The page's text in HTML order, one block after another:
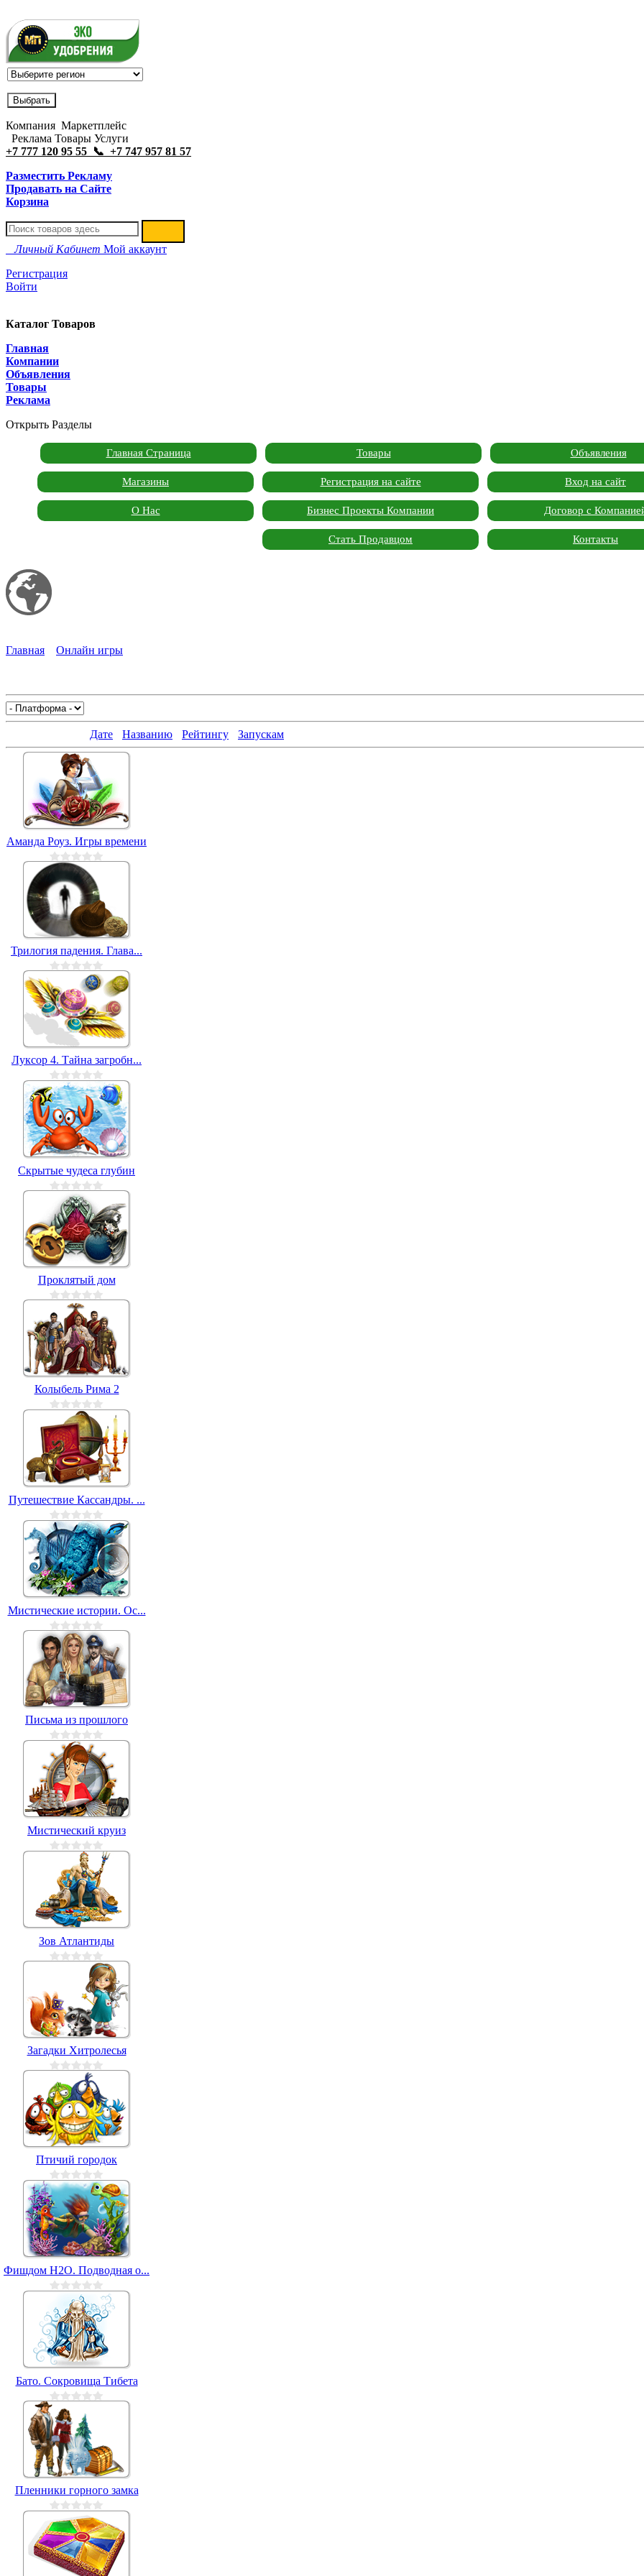
Компания Маркетплейс
Реклама Товары Услуги
+7 777 120 95 55 📞 +7 747 957 81 57
Разместить Рекламу
Продавать на Сайте
Корзина
Личный Кабинет Мой аккаунт
Регистрация
Войти
Каталог Товаров
Главная
Компании
Объявления
Товары
Реклама
Открыть Разделы
Главная Страница Товары Объявления
Магазины Регистрация на сайте Вход на сайт
О Нас Бизнес Проекты Компании Договор с
Стать Продавцом Контакты
Главная
Онлайн игры
Дате Названию Рейтингу Запускам
Аманда Роуз. Игры времени
Трилогия падения. Глава...
Луксор 4. Тайна загробн...
Скрытые чудеса глубин
Проклятый дом
Колыбель Рима 2
Путешествие Кассандры. ...
Мистические истории. Ос...
Письма из прошлого
Мистический круиз
Зов Атлантиды
Загадки Хитролесья
Птичий городок
Фишдом H2O. Подводная о...
Бато. Сокровища Тибета
Пленники горного замка